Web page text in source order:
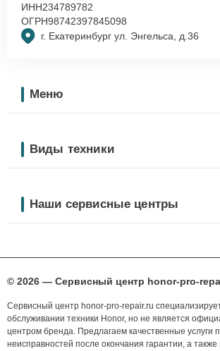
г. Екатеринбург ул. Энгельса, д.36
ИНН234789782
ОГРН98742397845098
Меню
Виды техники
Наши сервисные центры
© 2026 — Сервисный центр honor-pro-
Сервисный центр honor-pro-repair.ru
обслуживании техники Honor, но не является
центром бренда. Предлагаем качественные услуги
неисправностей после окончания гарантии, а